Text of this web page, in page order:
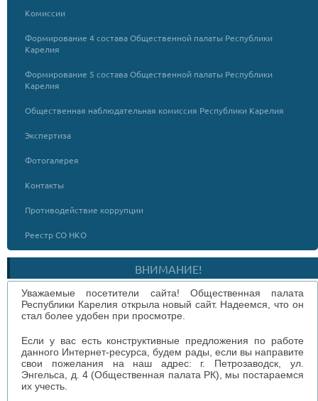
Комиссии
Формирование 4 состава Общественной палаты Республики
Карелия
Формирование 5 состава Общественной палаты Республики
Карелия
Общественная наблюдательная комиссия Республики Карелия
Экспертиза
Фотогалерея
Контакты
Противодействие коррупции
Реестр СО НКО
ВНИМАНИЕ!
Уважаемые посетители сайта! Общественная палата
Республики Карелия открыла новый сайт. Надеемся, что он
стал более удобен при просмотре.
Если у вас есть конструктивные предложения по работе
данного Интернет-ресурса, будем рады, если вы направите
свои пожелания на наш адрес: г. Петрозаводск, ул.
Энгельса, д. 4 (Общественная палата РК), мы постараемся
их учесть.